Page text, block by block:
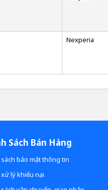
Nexperia
Sách Bán Hàng
bảo mật thông tin
lý khiếu nại